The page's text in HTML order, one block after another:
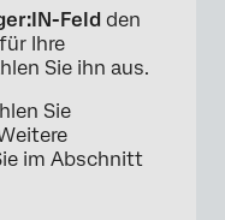
Feld den
Ihre
Sie ihn aus.
Sie
im Abschnitt